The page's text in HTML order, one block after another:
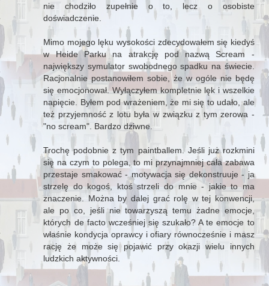
nie chodziło zupełnie o to, lecz o osobiste
doświadczenie.
Mimo mojego lęku wysokości zdecydowałem się kiedyś
w Heide Parku na atrakcję pod nazwą Scream -
największy symulator swobodnego spadku na świecie.
Racjonalnie postanowiłem sobie, że w ogóle nie będę
się emocjonował. Wyłączyłem kompletnie lęk i wszelkie
napięcie. Byłem pod wrażeniem, że mi się to udało, ale
też przyjemność z lotu była w związku z tym zerowa -
"no scream". Bardzo dziwne.
Trochę podobnie z tym paintballem. Jeśli już rozkmini
się na czym to polega, to mi przynajmniej cała zabawa
przestaje smakować - motywacja się dekonstruuje - ja
strzelę do kogoś, ktoś strzeli do mnie - jakie to ma
znaczenie. Można by dalej grać rolę w tej konwencji,
ale po co, jeśli nie towarzyszą temu żadne emocje,
których de facto wcześniej się szukało? A te emocje to
właśnie kondycja oprawcy i ofiary równocześnie i masz
rację że może się pojawić przy okazji wielu innych
ludzkich aktywności.